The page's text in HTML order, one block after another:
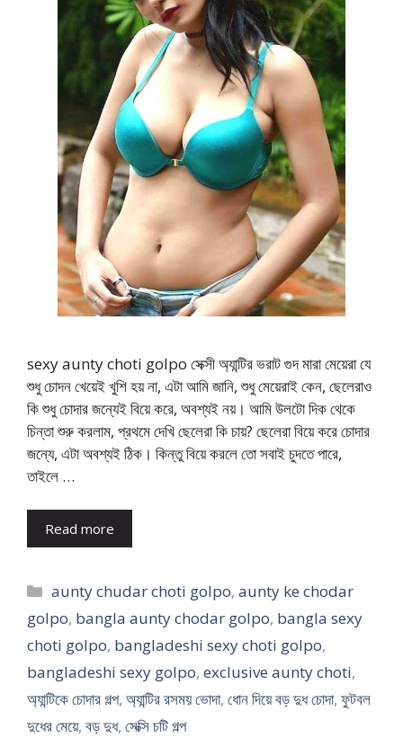
sexy aunty choti golpo সেক্সী অ্যান্টির ভরাট গুদ মারা মেয়েরা যে
শুধু চোদন খেয়েই খুশি হয় না, এটা আমি জানি, শুধু মেয়েরাই কেন, ছেলেরাও
কি শুধু চোদার জন্যেই বিয়ে করে, অবশ্যই নয়। আমি উলটো দিক থেকে
চিন্তা শুরু করলাম, প্রথমে দেখি ছেলেরা কি চায়? ছেলেরা বিয়ে করে চোদার
জন্যে, এটা অবশ্যই ঠিক। কিন্তু বিয়ে করলে তো সবাই চুদতে পারে,
তাইলে …
Read more
Categories
aunty chudar choti golpo,aunty ke chodar
golpo, bangla aunty chodar golpo, bangla sexy
choti golpo, bangladeshi sexy choti golpo,
bangladeshi sexy golpo, exclusive aunty choti,
অ্যান্টিকে চোদার গল্প, অ্যান্টির রসময় ভোদা, ধোন দিয়ে বড় দুধ চোদা, ফুটবল
দুধের মেয়ে, বড় দুধ, সেক্সি চটি গল্প